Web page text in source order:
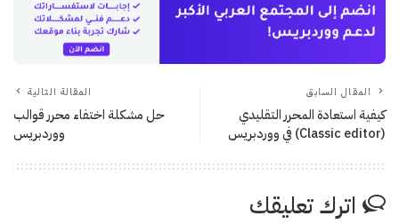
المقال السابق
كيفية استعادة المحرر التقليدي
(Classic editor) في ووردبريس
المقالة التالية
حل مشكلة اختفاء محرر قوالب
ووردبريس
اترك تعليقك